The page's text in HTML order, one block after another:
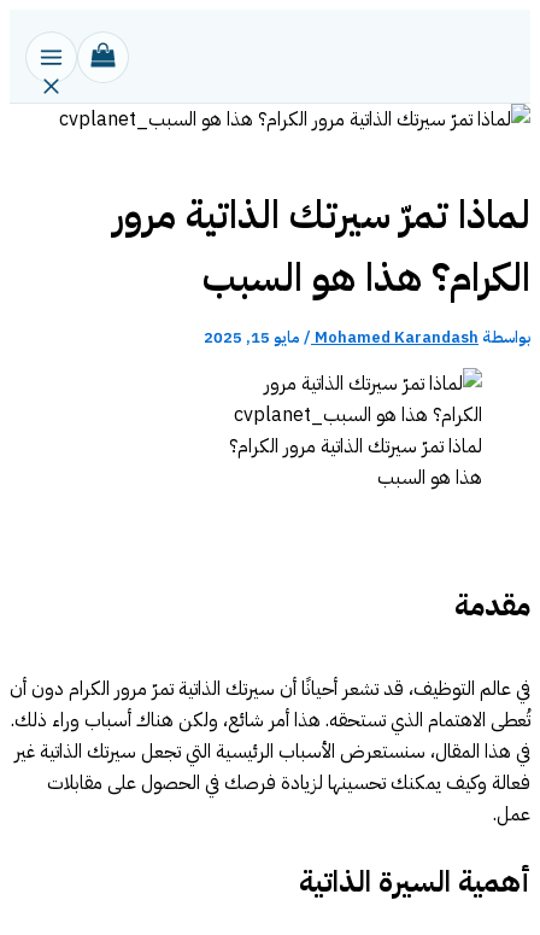
لماذا تمرّ سيرتك الذاتية مرور
الكرام؟ هذا هو السبب
بواسطة Mohamed Karandash
/ مايو 15, 2025
لماذا تمرّ سيرتك الذاتية مرور الكرام؟
هذا هو السبب
مقدمة
في عالم التوظيف، قد تشعر أحيانًا أن سيرتك الذاتية تمرّ مرور الكرام دون أن
تُعطى الاهتمام الذي تستحقه. هذا أمر شائع، ولكن هناك أسباب وراء ذلك.
في هذا المقال، سنستعرض الأسباب الرئيسية التي تجعل سيرتك الذاتية غير
فعالة وكيف يمكنك تحسينها لزيادة فرصك في الحصول على مقابلات
عمل.
أهمية السيرة الذاتية